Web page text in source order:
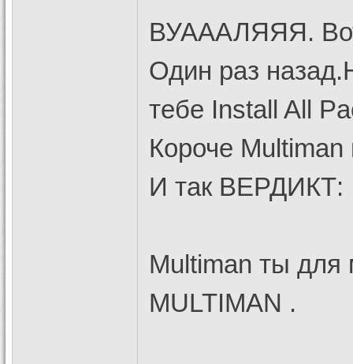
ВУАААЛЯЯЯ.
Один раз
тебе Install All
Короче
И так ВЕРДИКТ:
Multiman ты для
MULTIMAN .